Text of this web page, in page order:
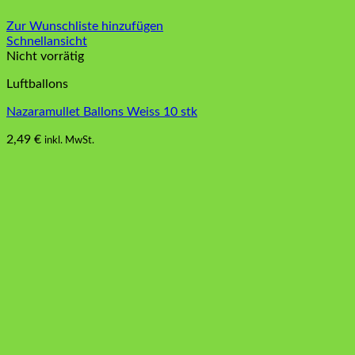
Zur Wunschliste hinzufügen
Schnellansicht
Nicht vorrätig
Luftballons
Nazaramullet Ballons Weiss 10 stk
2,49 € inkl. MwSt.